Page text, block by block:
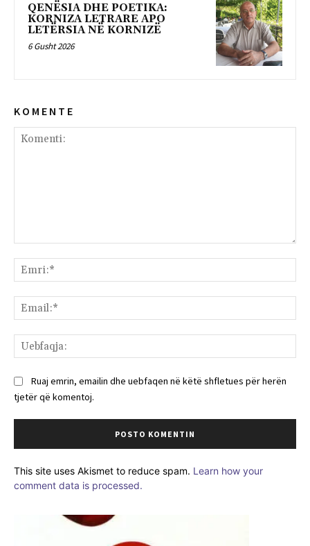
QENËSIA DHE POETIKA:
KORNIZA LETRARE APO
LETËRSIA NË KORNIZË
6 Gusht 2026
K O M E N T E
Ruaj emrin, emailin dhe uebfaqen në këtë shfletues për herën
tjetër që komentoj.
This site uses Akismet to reduce spam. Learn how your
comment data is processed.